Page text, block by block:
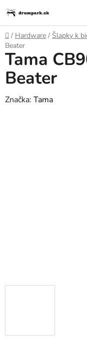
na
obsah
Domov
/ Hardware / Šlapky k
Beater
Tama
Beater
Značka: Tama